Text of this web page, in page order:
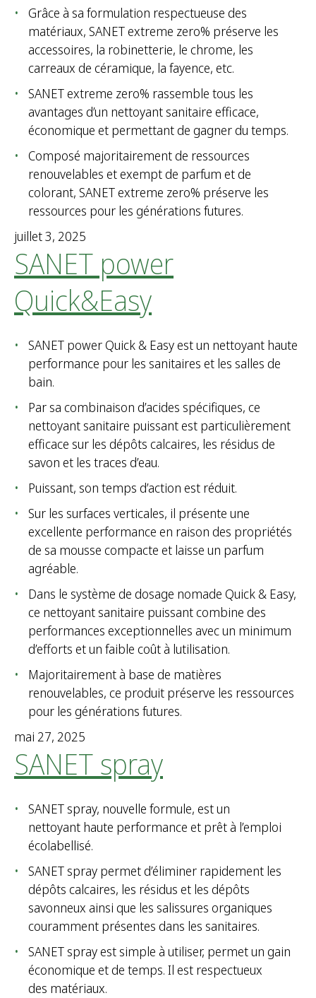
Grâce à sa formulation respectueuse des
matériaux, SANET extreme zero% préserve les
accessoires, la robinetterie, le chrome, les
carreaux de céramique, la fayence, etc.
SANET extreme zero% rassemble tous les
avantages d’un nettoyant sanitaire efficace,
économique et permettant de gagner du temps.
Composé majoritairement de ressources
renouvelables et exempt de parfum et de
colorant, SANET extreme zero% préserve les
ressources pour les générations futures.
juillet 3, 2025
SANET power
Quick&Easy
SANET power Quick & Easy est un nettoyant haute
performance pour les sanitaires et les salles de
bain.
Par sa combinaison d’acides spécifiques, ce
nettoyant sanitaire puissant est particulièrement
efficace sur les dépôts calcaires, les résidus de
savon et les traces d’eau.
Puissant, son temps d’action est réduit.
Sur les surfaces verticales, il présente une
excellente performance en raison des propriétés
de sa mousse compacte et laisse un parfum
agréable.
Dans le système de dosage nomade Quick & Easy,
ce nettoyant sanitaire puissant combine des
performances exceptionnelles avec un minimum
d’efforts et un faible coût à lutilisation.
Majoritairement à base de matières
renouvelables, ce produit préserve les ressources
pour les générations futures.
mai 27, 2025
SANET spray
SANET spray, nouvelle formule, est un
nettoyant haute performance et prêt à l’emploi
écolabellisé.
SANET spray permet d’éliminer rapidement les
dépôts calcaires, les résidus et les dépôts
savonneux ainsi que les salissures organiques
couramment présentes dans les sanitaires.
SANET spray est simple à utiliser, permet un gain
économique et de temps. Il est respectueux
des matériaux.